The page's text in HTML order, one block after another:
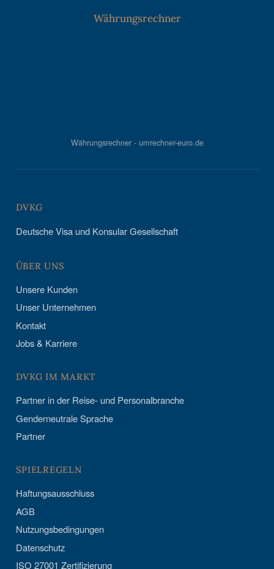
Währungsrechner
Währungsrechner - umrechner-euro.de
DVKG
Deutsche Visa und Konsular Gesellschaft
ÜBER UNS
Unsere Kunden
Unser Unternehmen
Kontakt
Jobs & Karriere
DVKG IM MARKT
Partner in der Reise- und Personalbranche
Genderneutrale Sprache
Partner
SPIELREGELN
Haftungsausschluss
AGB
Nutzungsbedingungen
Datenschutz
ISO 27001 Zertifizierung